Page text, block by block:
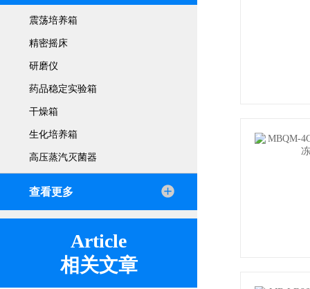
震荡培养箱
精密摇床
研磨仪
药品稳定实验箱
干燥箱
生化培养箱
高压蒸汽灭菌器
查看更多
Article
相关文章